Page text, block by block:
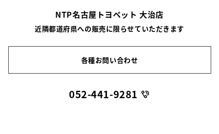
NTP名古屋トヨペット 大治店
近隣都道府県への販売に限らせていただきます
各種お問い合わせ
052-441-9281